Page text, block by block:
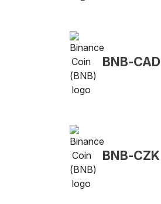
BNB-CAD
BNB-CZK